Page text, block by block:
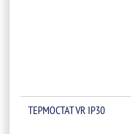
ТЕРМОСТАТ VR IP30